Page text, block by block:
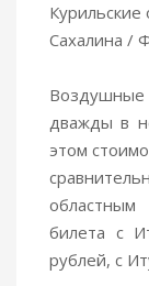
Сахалина /
дважды в
этом
билета с
рублей, с